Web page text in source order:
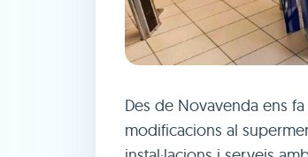
Des de Novavenda ens
modificacions al